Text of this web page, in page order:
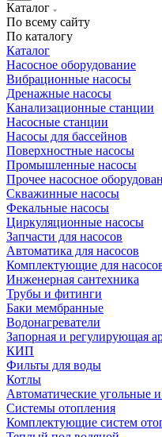
Каталог
По всему сайту
По каталогу
Каталог
Насосное оборудование
Вибрационные насосы
Дренажные насосы
Канализационные станции
Насосные станции
Насосы для бассейнов
Поверхностные насосы
Промышленные насосы
Прочее насосное
Скважинные насосы
Фекальные насосы
Циркуляционные насосы
Запчасти для насосов
Автоматика для насосов
Комплектующие для
Инженерная сантехника
Трубы и фитинги
Баки мембранные
Водонагреватели
Запорная и регулирующая
КИП
Фильты для воды
Котлы
Автоматические угольные
Системы отопления
Комплектующие систем